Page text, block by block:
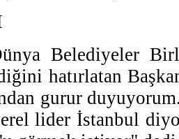
Belediyeler
hatırlatan
gurur
lider İstanbul